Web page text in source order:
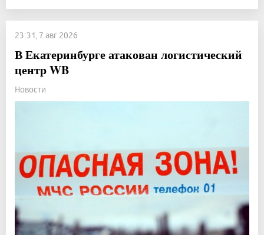
23:31, 7 авг 2026
В Екатеринбурге атакован логистический
центр WB
Новости